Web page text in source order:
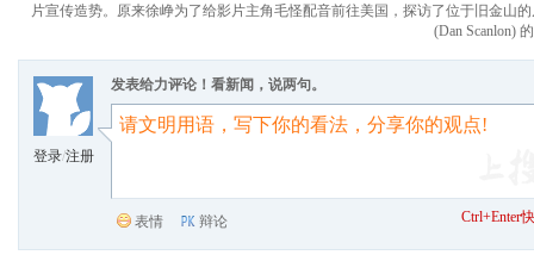
片宣传造势。原来徐峥为了给影片主角毛怪配音前往美国，探访了位于旧金山
(Dan Scanlon)
登录/注册
发表给力评论！看新闻，说两句。
表情 辩论 Ctrl+Enter